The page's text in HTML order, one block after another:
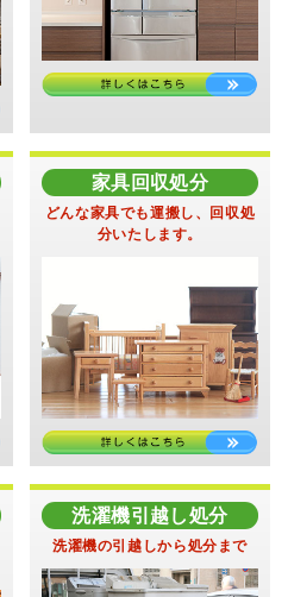
家具回収処分
どんな家具でも運搬し、
回収処
分いたします。
洗濯機引越し処分
洗濯機の引越しから処分まで